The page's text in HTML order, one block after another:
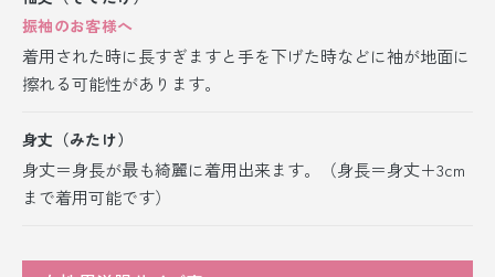
振袖のお客様へ
着用された時に長すぎますと手を下げた時などに袖が地面に
擦れる可能性があります。
身丈（みたけ）
身丈＝身長が最も綺麗に着用出来ます。（身長＝身丈＋3cm
まで着用可能です）